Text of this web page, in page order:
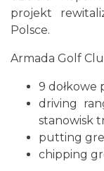
projekt
Polsce.
Armada Golf
9 dołkowe
driving
stanowisk
putting
chipping